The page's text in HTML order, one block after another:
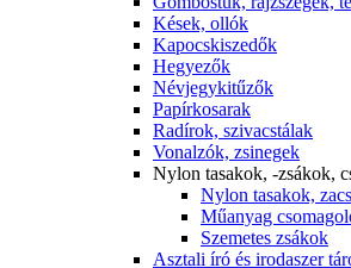
Kések, ollók
Kapocskiszedők
Hegyezők
Névjegykitűzők
Papírkosarak
Radírok, szivacstálak
Vonalzók, zsinegek
Nylon tasakok, -zsákok,
Nylon tasakok,
Műanyag
Szemetes zsákok
Asztali író és irodaszer